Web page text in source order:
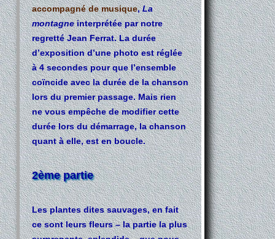
accompagné de musique,La
montagneinterprétée par notre
regretté Jean Ferrat. La durée
d’exposition d’une photo est réglée
à 4 secondes pour que l’ensemble
coïncide avec la durée de la chanson
lors du premier passage. Mais rien
ne vous empêche de modifier cette
durée lors du démarrage, la chanson
quant à elle, est en boucle.
2ème partie
Les plantes dites sauvages,en fait
ce sont leurs fleurs – la partie la plus